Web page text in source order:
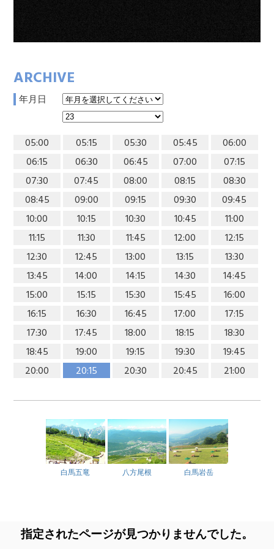
ARCHIVE
年月日
05:00 05:15 05:30 05:45
06:00
06:15
06:30 06:45 07:00
07:15
07:30
07:45 08:00 08:15
08:30
08:45
09:00 09:15 09:30
09:45
10:00
10:15 10:30 10:45
11:00
11:15
11:30 11:45 12:00
12:15
12:30
12:45 13:00 13:15
13:30
13:45
14:00 14:15 14:30
14:45
15:00
15:15 15:30 15:45
16:00
16:15
16:30 16:45 17:00
17:15
17:30
17:45 18:00 18:15
18:30
18:45
19:00 19:15 19:30
19:45
20:00
20:15 20:30 20:45 21:00
白馬五竜 八方尾根 白馬岩岳